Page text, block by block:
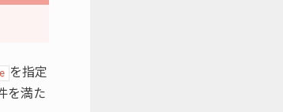
を指定
を満た